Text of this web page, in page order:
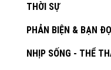
THỜI SỰ
PHẢN BIỆN & BẠN
NHỊP SỐNG - THỂ